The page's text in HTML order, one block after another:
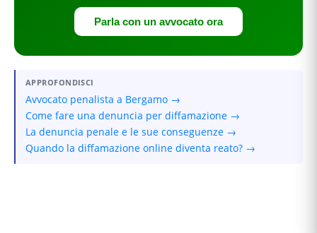
Parla con un avvocato ora
APPROFONDISCI
Avvocato penalista a Bergamo →
Come fare una denuncia per diffamazione →
La denuncia penale e le sue conseguenze →
Quando la diffamazione online diventa reato? →